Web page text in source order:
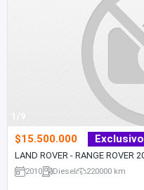
1/9
$15.500.000 Exclusivo
LAND ROVER - RANGE ROVER
2010 Diesel 220000 km